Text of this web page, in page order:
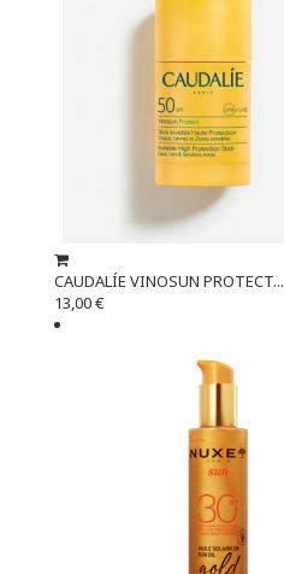
CAUDALÍE VINOSUN PROTECT...
13,00 €